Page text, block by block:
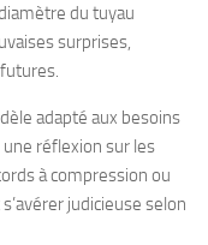
du tuyau
surprises,
adapté aux besoins
une réflexion sur les
à compression ou
judicieuse selon